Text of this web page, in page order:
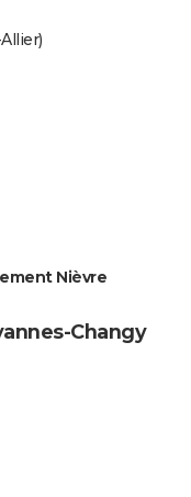
Nièvre
Changy